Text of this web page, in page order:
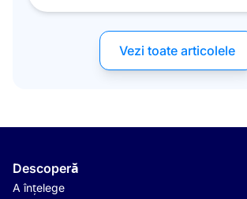
Mr.Goodfish, principala inițiativă europeană
promoveze consumul durabil de […]
Vezi toate articolele
Descoperă
A înțelege